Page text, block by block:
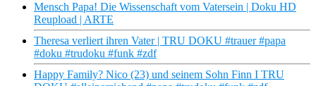
Mensch Papa! Die Wissenschaft vom Vatersein | Doku HD
Reupload | ARTE
Theresa verliert ihren Vater | TRU DOKU #trauer #papa
#doku #trudoku #funk #zdf
Happy Family? Nico (23) und seinem Sohn Finn I TRU